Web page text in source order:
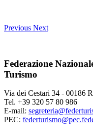
Previous Next
Federazione
Turismo
Via dei Cestari 34 - 00186
Tel. +39 320 57 80 986
E-mail:
PEC: